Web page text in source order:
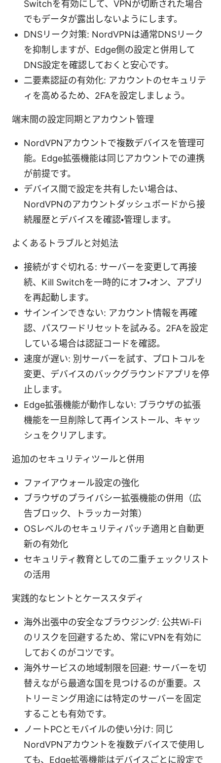
Switchを有効にして、VPNが切断された場合
でもデータが露出しないようにします。
DNSリーク対策: NordVPNは通常DNSリーク
を抑制しますが、Edge側の設定と併用して
DNS設定を確認しておくと安心です。
二要素認証の有効化: アカウントのセキュリテ
ィを高めるため、2FAを設定しましょう。
端末間の設定同期とアカウント管理
NordVPNアカウントで複数デバイスを管理可
能。Edge拡張機能は同じアカウントでの連携
が前提です。
デバイス間で設定を共有したい場合は、
NordVPNのアカウントダッシュボードから接
続履歴とデバイスを確認・管理します。
よくあるトラブルと対処法
接続がすぐ切れる: サーバーを変更して再接
続、Kill Switchを一時的にオフ・オン、アプリ
を再起動します。
サインインできない: アカウント情報を再確
認、パスワードリセットを試みる。2FAを設定
している場合は認証コードを確認。
速度が遅い: 別サーバーを試す、プロトコルを
変更、デバイスのバックグラウンドアプリを停
止します。
Edge拡張機能が動作しない: ブラウザの拡張
機能を一旦削除して再インストール、キャッ
シュをクリアします。
追加のセキュリティツールと併用
ファイアウォール設定の強化
ブラウザのプライバシー拡張機能の併用（広
告ブロック、トラッカー対策）
OSレベルのセキュリティパッチ適用と自動更
新の有効化
セキュリティ教育としての二重チェックリスト
の活用
実践的なヒントとケーススタディ
海外出張中の安全なブラウジング: 公共Wi-Fi
のリスクを回避するため、常にVPNを有効に
しておくのがコツです。
海外サービスの地域制限を回避: サーバーを切
替えながら最適な国を見つけるのが重要。ス
トリーミング用途には特定のサーバーを固定
することも有効です。
ノートPCとモバイルの使い分け: 同じ
NordVPNアカウントを複数デバイスで使用し
ても、Edge拡張機能はデバイスごとに設定で